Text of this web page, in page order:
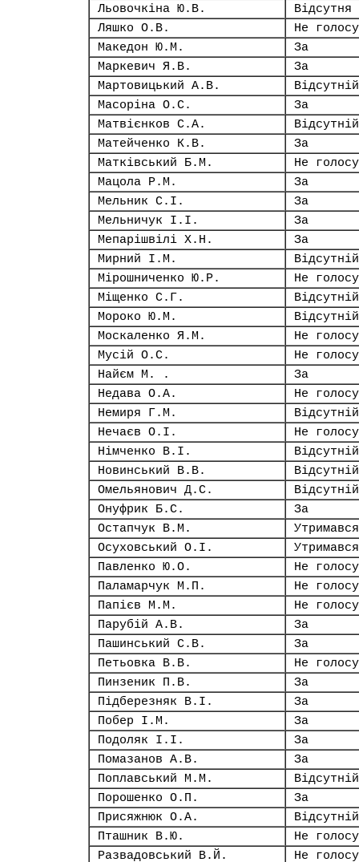
Льовочкіна Ю.В.
Відсутня
Ляшко О.В.
Не
Македон Ю.М.
За
Маркевич Я.В.
За
Мартовицький А.В.
Відсутній
Масоріна О.С.
За
Матвієнков С.А.
Відсутній
Матейченко К.В.
За
Матківський Б.М.
Не
Мацола Р.М.
За
Мельник С.І.
За
Мельничук І.І.
За
Мепарішвілі Х.Н.
За
Мирний І.М.
Відсутній
Мірошниченко Ю.Р.
Не
Міщенко С.Г.
Відсутній
Мороко Ю.М.
Відсутній
Москаленко Я.М.
Не
Мусій О.С.
Не
Найєм М. .
За
Недава О.А.
Не
Немиря Г.М.
Відсутній
Нечаєв О.І.
Не
Німченко В.І.
Відсутній
Новинський В.В.
Відсутній
Омельянович Д.С.
Відсутній
Онуфрик Б.С.
За
Остапчук В.М.
Утримався
Осуховський О.І.
Утримався
Павленко Ю.О.
Не
Паламарчук М.П.
Не
Папієв М.М.
Не
Парубій А.В.
За
Пашинський С.В.
За
Петьовка В.В.
Не
Пинзеник П.В.
За
Підберезняк В.І.
За
Побер І.М.
За
Подоляк І.І.
За
Помазанов А.В.
За
Поплавський М.М.
Відсутній
Порошенко О.П.
За
Присяжнюк О.А.
Відсутній
Пташник В.Ю.
Не
Развадовський В.Й.
Не